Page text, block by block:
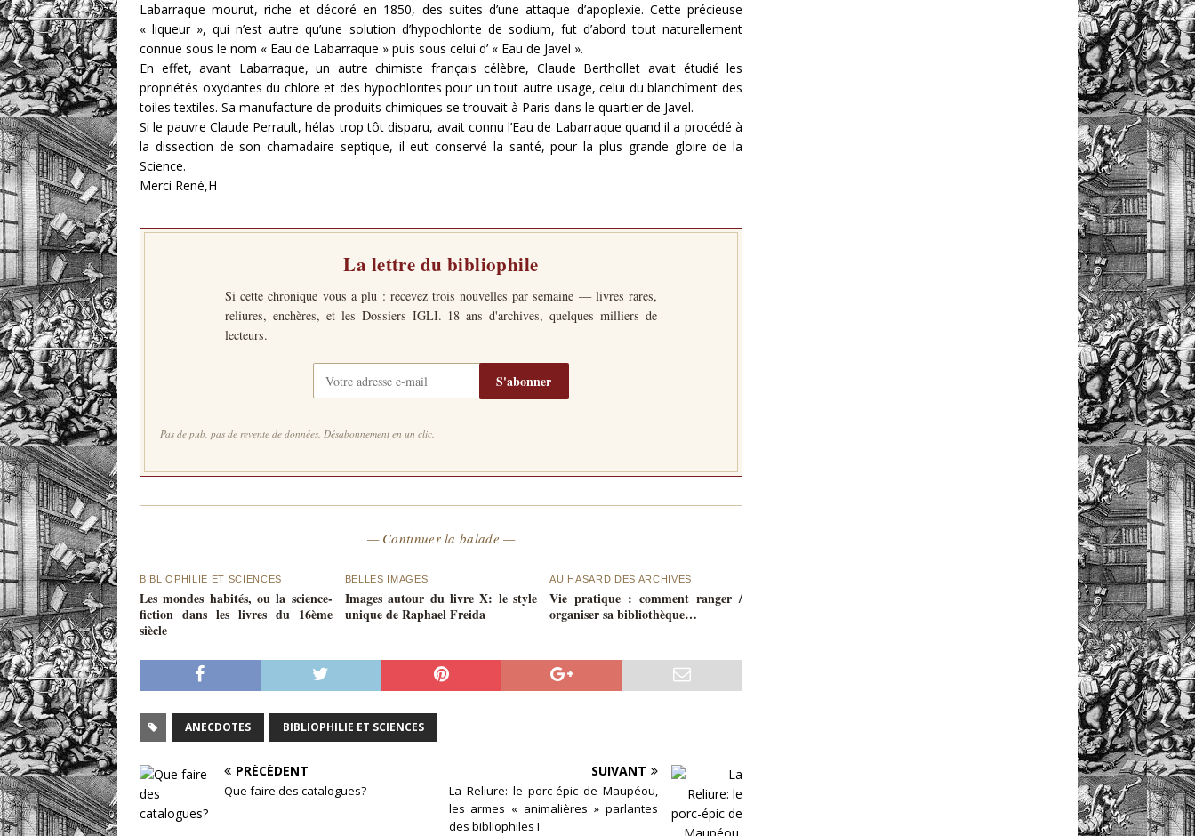
Labarraque mourut, riche et décoré en 1850, des suites d’une attaque d’apoplexie. Cette précieuse
« liqueur », qui n’est autre qu’une solution d’hypochlorite de sodium, fut d’abord tout naturellement
connue sous le nom « Eau de Labarraque » puis sous celui d’ « Eau de Javel ».
En effet, avant Labarraque, un autre chimiste français célèbre, Claude Berthollet avait étudié les
propriétés oxydantes du chlore et des hypochlorites pour un tout autre usage, celui du blanchîment des
toiles textiles. Sa manufacture de produits chimiques se trouvait à Paris dans le quartier de Javel.
Si le pauvre Claude Perrault, hélas trop tôt disparu, avait connu l’Eau de Labarraque quand il a procédé à
la dissection de son chamadaire septique, il eut conservé la santé, pour la plus grande gloire de la
Science.
Merci René,H
La lettre du bibliophile
Si cette chronique vous a plu : recevez trois nouvelles par semaine — livres rares,
reliures, enchères, et les Dossiers IGLI. 18 ans d'archives, quelques milliers de
lecteurs.
S'abonner
Pas de pub, pas de revente de données. Désabonnement en un clic.
— Continuer la balade —
BIBLIOPHILIE ET SCIENCES
Les mondes habités, ou la science-
fiction dans les livres du 16ème
siècle
BELLES IMAGES
Images autour du livre X: le style
unique de Raphael Freida
AU HASARD DES ARCHIVES
Vie pratique : comment ranger /
organiser sa bibliothèque…
ANECDOTES BIBLIOPHILIE ET SCIENCES
PRÉCÉDENT
Que faire des catalogues?
SUIVANT
La Reliure: le porc-épic de Maupéou,
les armes « animalières » parlantes
des bibliophiles I